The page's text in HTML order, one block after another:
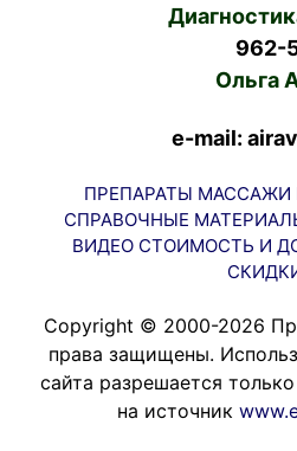
962-
Ольга
e-mail:
ПРЕПАРАТЫ МАССАЖИ
СПРАВОЧНЫЕ
ВИДЕО СТОИМОСТЬ И
Copyright © 2000-2026
права защищены.
сайта разрешается
на источник